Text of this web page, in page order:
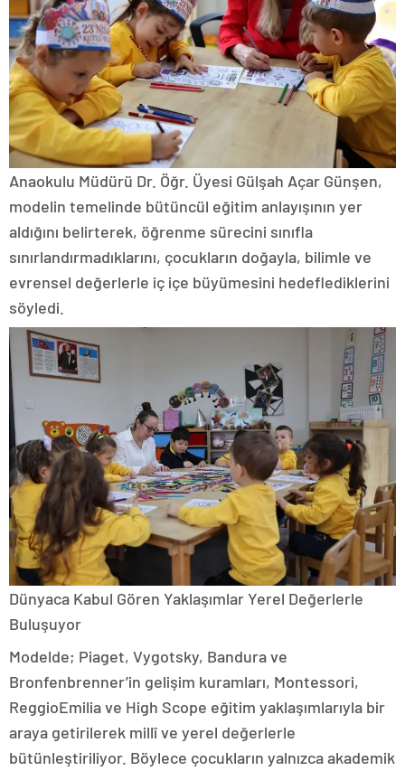
Anaokulu Müdürü Dr. Öğr. Üyesi Gülşah Açar Günşen,
modelin temelinde bütüncül eğitim anlayışının yer
aldığını belirterek, öğrenme sürecini sınıfla
sınırlandırmadıklarını, çocukların doğayla, bilimle ve
evrensel değerlerle iç içe büyümesini hedeflediklerini
söyledi.
Dünyaca Kabul Gören Yaklaşımlar Yerel Değerlerle
Buluşuyor
Modelde; Piaget, Vygotsky, Bandura ve
Bronfenbrenner’in gelişim kuramları, Montessori,
ReggioEmilia ve High Scope eğitim yaklaşımlarıyla bir
araya getirilerek millî ve yerel değerlerle
bütünleştiriliyor. Böylece çocukların yalnızca akademik